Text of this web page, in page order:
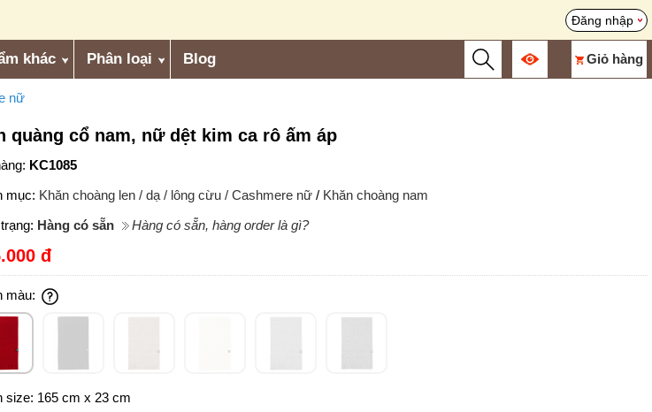
Đăng nhập
khác Phân loại Blog Giỏ hàng
nữ
quàng cổ nam, nữ dệt kim ca rô ấm áp
KC1085
mục: Khăn choàng len / dạ / lông cừu / Cashmere nữ / Khăn choàng nam
Hàng có sẵn Hàng có sẵn, hàng order là gì?
đ
màu:
size: 165 cm x 23 cm